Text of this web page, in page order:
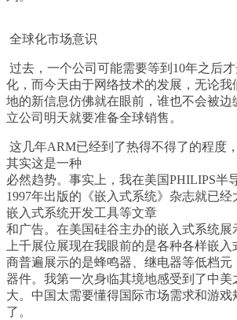
全球化市场意识
过去，一个公司可能需要等到 10年之后
化，而今天由于网络技术的发展，无论我
地的新信息仿佛就在眼前，谁也不会被边
立公司明天就要准备全球销售。
这几年ARM已经到了热得不得了的程度
其实这是一种
必然趋势。事实上，我在美国PHILIPS半
1997年出版的《嵌入式系统》杂志就已经
嵌入式系统开发工具等文章
和广告。在美国硅谷主办的嵌入式系统展
上千展位展现在我眼前的是各种各样嵌
商普遍展示的是蜂鸣器、继电器等低档元
器件。我第一次身临其境地感受到了中美
大。中国太需要懂得国际市场需求和游戏
了。